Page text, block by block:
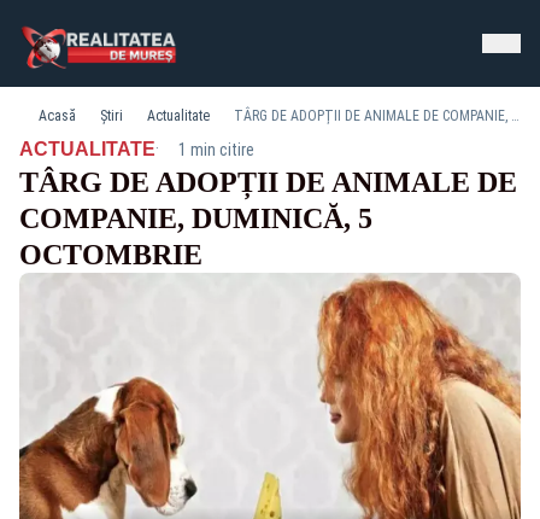
Acasă Știri Actualitate TÂRG DE ADOPȚII DE ANIMALE DE COMPANIE, DUMINICĂ, 5 OCTOMBRIE
ACTUALITATE· 1 min citire
TÂRG DE ADOPȚII DE ANIMALE DE
COMPANIE, DUMINICĂ, 5
OCTOMBRIE